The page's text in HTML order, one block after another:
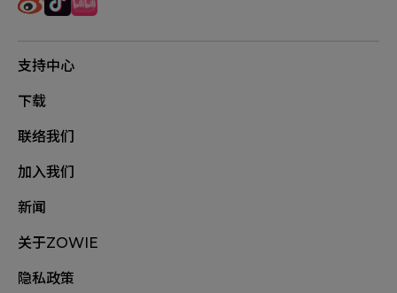
支持中心
下载
联络我们
加入我们
新闻
关于ZOWIE
隐私政策